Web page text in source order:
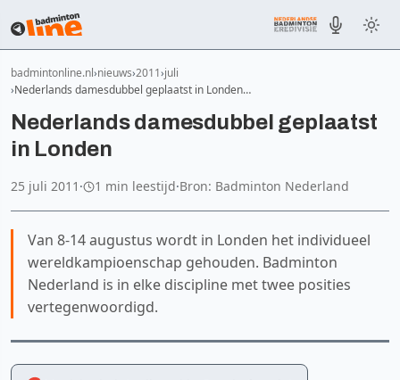
badmintonline.nl nieuws 2011 juli
Nederlands damesdubbel geplaatst in Londen…
Nederlands damesdubbel geplaatst
in Londen
25 juli 2011 · 1 min leestijd·Bron: Badminton Nederland
Van 8-14 augustus wordt in Londen het individueel
wereldkampioenschap gehouden. Badminton
Nederland is in elke discipline met twee posities
vertegenwoordigd.